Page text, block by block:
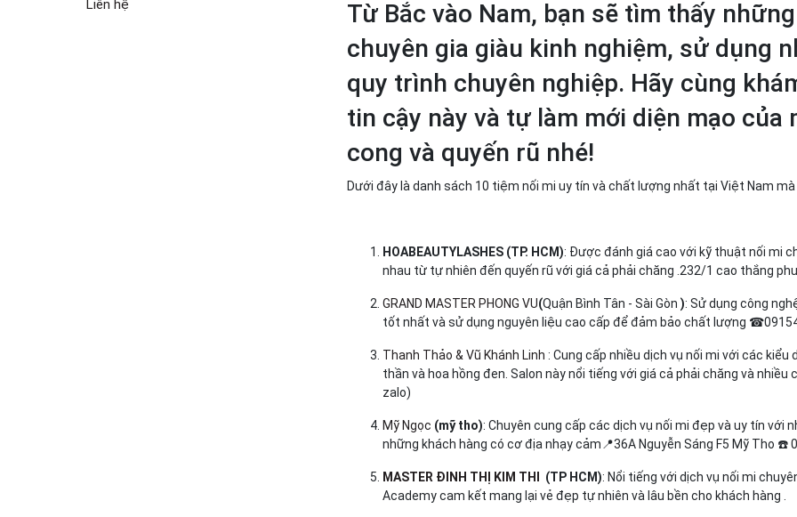
Từ Bắc vào Nam, bạn sẽ tìm thấy
chuyên gia giàu kinh nghiệm, sử dụng
quy trình chuyên nghiệp. Hãy cùng
tin cậy này và tự làm mới diện mạo của
cong và quyến rũ nhé!
Dưới đây là danh sách 10 tiệm nối mi uy tín và chất lượng nhất tại Việt Nam
HOABEAUTYLASHES (TP. HCM): Được đánh giá cao với kỹ thuật nối mi
nhau từ tự nhiên đến quyến rũ với giá cả phải chăng​ ​.232/1 cao thắng
GRAND MASTER PHONG VU(Quận Bình Tân - Sài Gòn ): Sử dụng công
tốt nhất và sử dụng nguyên liệu cao cấp để đảm bảo chất lượng​
Thanh Thảo & Vũ Khánh Linh : Cung cấp nhiều dịch vụ nối mi với các
thần và hoa hồng đen. Salon này nổi tiếng với giá cả phải chăng và
zalo)
Mỹ Ngọc (mỹ tho): Chuyên cung cấp các dịch vụ nối mi đẹp và uy tín với
những khách hàng có cơ địa nhạy cảm📍36A Nguyễn Sáng F5 Mỹ Tho ☎️
MASTER ĐINH THỊ KIM THI (TP HCM): Nổi tiếng với dịch vụ nối mi
Academy cam kết mang lại vẻ đẹp tự nhiên và lâu bền cho khách hàng​ .
Liên hệ